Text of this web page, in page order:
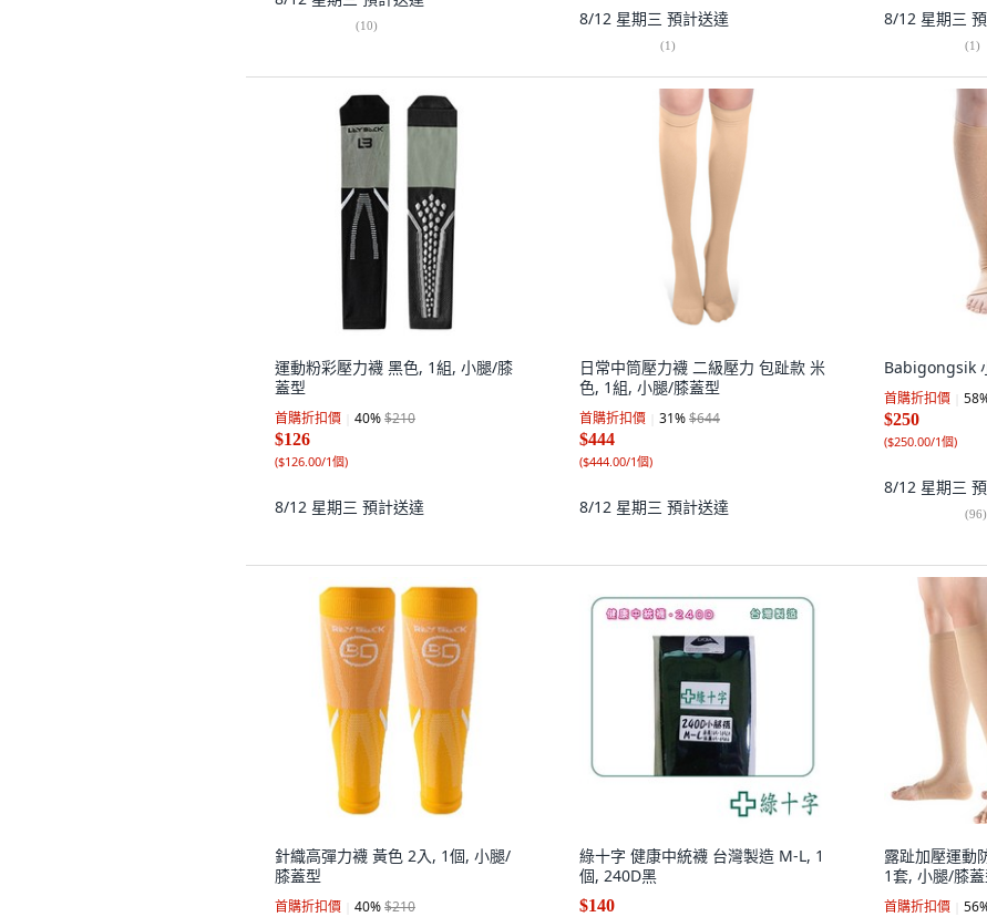
(10) 8/12 星期三 預計送達
(1)
8/12 星期三
(1)
運動粉彩壓力襪 黑色, 1組, 小腿/膝
蓋型
首購折扣價 40%$210
$126
($126.00/1個)
8/12 星期三 預計送達
日常中筒壓力襪 二級壓力 包趾款 米
色, 1組, 小腿/膝蓋型
首購折扣價 31%$644
$444
($444.00/1個)
8/12 星期三 預計送達
Babigongsik
首購折扣價 58
$250
($250.00/1個)
8/12 星期三
(96)
針織高彈力襪 黃色 2入, 1個, 小腿/
膝蓋型
首購折扣價 40%$210
綠十字 健康中統襪 台灣製造 M-L, 1
個, 240D黑
$140
露趾加壓運動
1套, 小腿/膝
首購折扣價 56